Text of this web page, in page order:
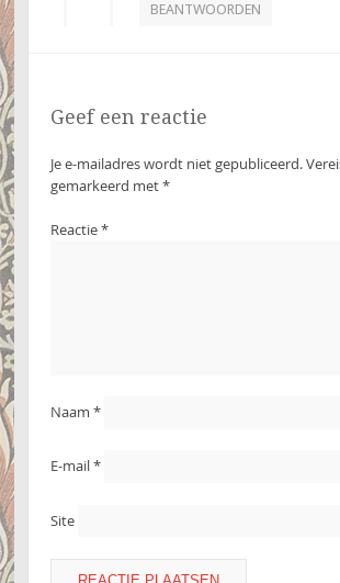
BEANTWOORDEN
Geef een reactie
Je e-mailadres wordt niet gepubliceerd.
gemarkeerd met*
Reactie*
Naam *
E-mail*
Site